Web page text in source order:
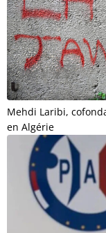
Mehdi Laribi,
en Algérie